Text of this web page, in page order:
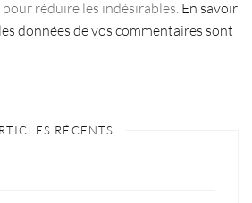
réduire les indésirables. En savoir
données de vos commentaires sont
RÉCENTS